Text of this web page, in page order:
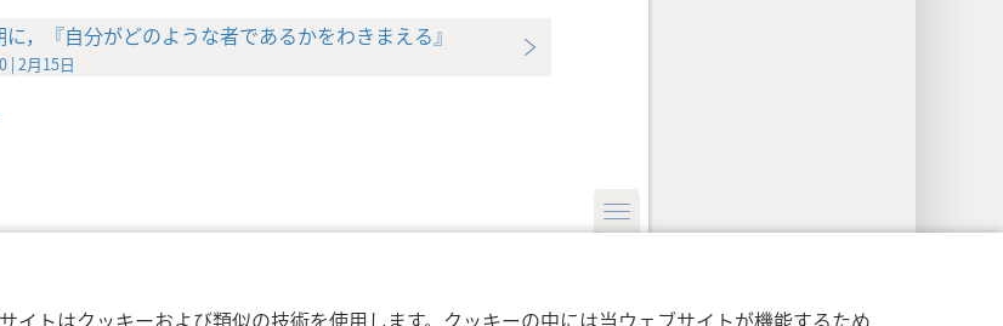
イトはクッキーおよび類似の技術を使用します。クッキーの中には当ウェブサイトが機能するため
，『自分がどのような者であるかをわきまえる』
| 2月15日